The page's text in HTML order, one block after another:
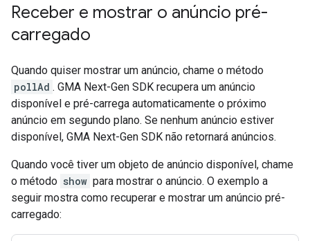
Receber e mostrar o anúncio pré-
carregado
Quando quiser mostrar um anúncio, chame o método
pollAd . GMA Next-Gen SDK recupera um anúncio
disponível e pré-carrega automaticamente o próximo
anúncio em segundo plano. Se nenhum anúncio estiver
disponível, GMA Next-Gen SDK não retornará anúncios.
Quando você tiver um objeto de anúncio disponível, chame
o método show para mostrar o anúncio. O exemplo a
seguir mostra como recuperar e mostrar um anúncio pré-
carregado: